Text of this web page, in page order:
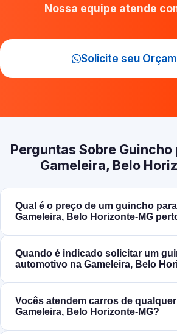
Nossa equipe atende
Solicite seu
Perguntas Sobre Guincho
Gameleira, Belo
Qual é o preço de um guincho
Gameleira, Belo Horizonte‑MG
Quando é indicado solicitar um
automotivo na Gameleira, Belo
Vocês atendem carros de
Gameleira, Belo Horizonte‑MG?